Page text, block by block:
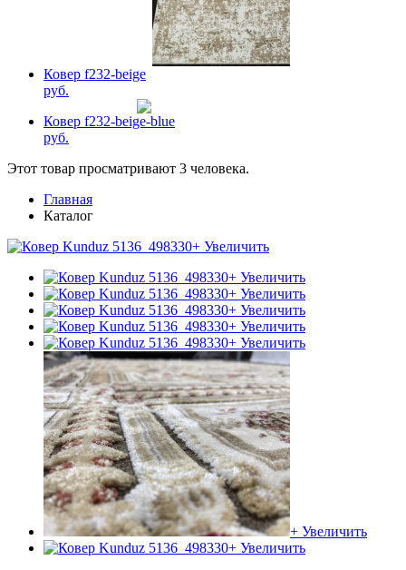
Ковер f232-beige
руб.
Ковер f232-beige-blue
руб.
Этот товар просматривают 3 человека.
Главная
Каталог
+ Увеличить
+ Увеличить
+ Увеличить
+ Увеличить
+ Увеличить
+ Увеличить
+ Увеличить
+ Увеличить